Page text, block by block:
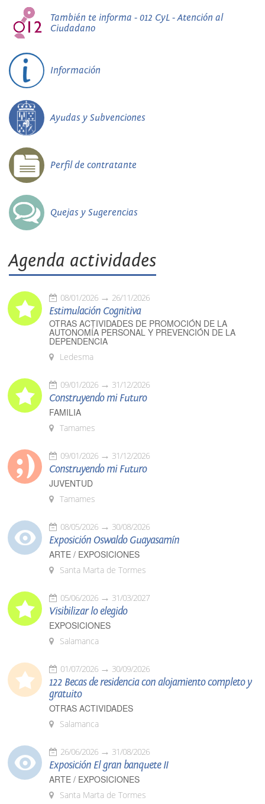
También te informa - 012 CyL - Atención al
Ciudadano
Información
Ayudas y Subvenciones
Perfil de contratante
Quejas y Sugerencias
Agenda actividades
08/01/2026 26/11/2026
Estimulación Cognitiva
OTRAS ACTIVIDADES DE PROMOCIÓN DE LA
AUTONOMÍA PERSONAL Y PREVENCIÓN DE LA
DEPENDENCIA
Ledesma
09/01/2026 31/12/2026
Construyendo mi Futuro
FAMILIA
Tamames
09/01/2026 31/12/2026
Construyendo mi Futuro
JUVENTUD
Tamames
08/05/2026 30/08/2026
Exposición Oswaldo Guayasamín
ARTE / EXPOSICIONES
Santa Marta de Tormes
05/06/2026 31/03/2027
Visibilizar lo elegido
EXPOSICIONES
Salamanca
01/07/2026 30/09/2026
122 Becas de residencia con alojamiento completo y
gratuito
OTRAS ACTIVIDADES
Salamanca
26/06/2026 31/08/2026
Exposición El gran banquete II
ARTE / EXPOSICIONES
Santa Marta de Tormes